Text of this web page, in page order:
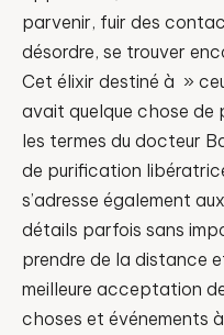
parvenir, fuir des
désordre, se trouver
Cet élixir destiné à »
avait quelque chose de
les termes du docteur
de purification
s’adresse également
détails parfois sans
prendre de la distance
meilleure acceptation
choses et événements